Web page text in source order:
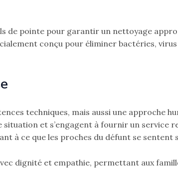
de pointe pour garantir un nettoyage
conçu pour éliminer bactéries,
techniques, mais aussi une approche
situation et s’engagent à fournir un service
à ce que les proches du défunt se sentent
dignité et empathie, permettant aux